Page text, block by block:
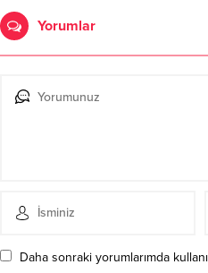
Yorumlar
Daha sonraki yorumlarımda